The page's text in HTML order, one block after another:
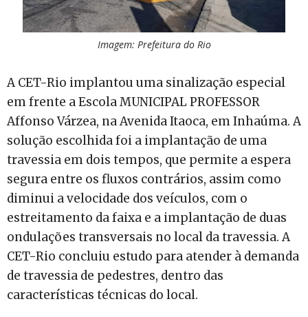
Imagem: Prefeitura do Rio
A CET-Rio implantou uma sinalização especial
em frente a Escola MUNICIPAL PROFESSOR
Affonso Várzea, na Avenida Itaoca, em Inhaúma. A
solução escolhida foi a implantação de uma
travessia em dois tempos, que permite a espera
segura entre os fluxos contrários, assim como
diminui a velocidade dos veículos, com o
estreitamento da faixa e a implantação de duas
ondulações transversais no local da travessia. A
CET-Rio concluiu estudo para atender à demanda
de travessia de pedestres, dentro das
características técnicas do local.